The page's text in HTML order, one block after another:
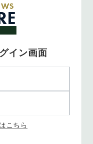
イン画面
こちら